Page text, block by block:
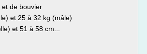
de bouvier
et 25 à 32 kg (mâle)
et 51 à 58 cm...